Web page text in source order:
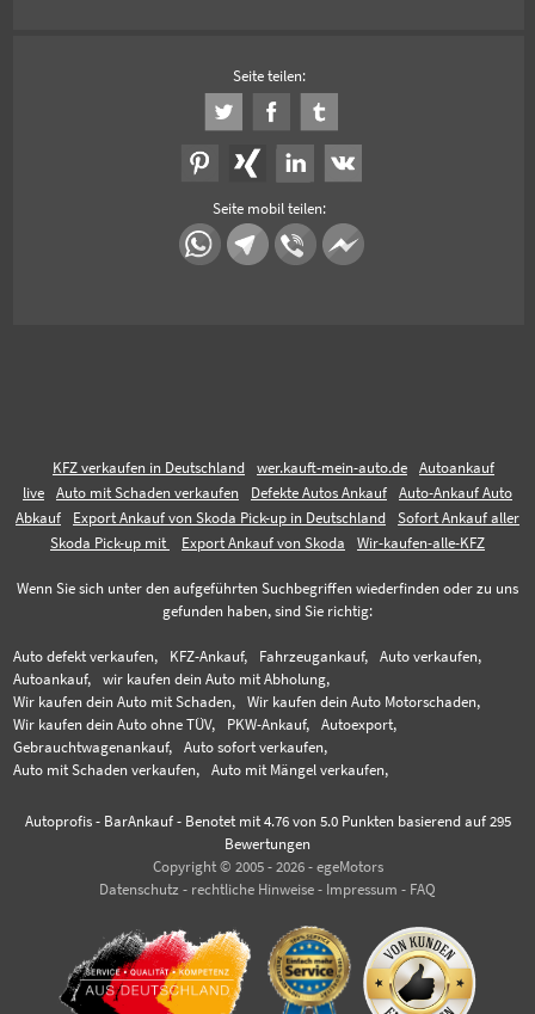
Seite teilen:
Seite mobil teilen:
KFZ verkaufen in Deutschland wer.kauft-mein-auto.de
Autoankauf
live
Auto mit Schaden verkaufen Defekte Autos Ankauf
Auto-Ankauf Auto
Abkauf
Export Ankauf von Skoda Pick-up in Deutschland
Sofort Ankauf aller
Skoda Pick-up mit
Export Ankauf von Skoda Wir-kaufen-alle-KFZ
Wenn Sie sich unter den aufgeführten Suchbegriffen wiederfinden oder zu uns
gefunden haben, sind Sie richtig:
Auto defekt verkaufen, KFZ-Ankauf, Fahrzeugankauf,
Auto verkaufen,
Autoankauf,
wir kaufen dein Auto mit Abholung,
Wir kaufen dein Auto mit Schaden,
Wir kaufen dein Auto Motorschaden,
Wir kaufen dein Auto ohne TÜV,
PKW-Ankauf,
Autoexport,
Gebrauchtwagenankauf,
Auto sofort verkaufen,
Auto mit Schaden verkaufen,
Auto mit Mängel verkaufen,
Autoprofis - BarAnkauf- Benotet mit 4.76von 5.0 Punkten basierend auf 295
Bewertungen
Copyright © 2005 - 2026 - egeMotors
Datenschutz - rechtliche Hinweise - Impressum - FAQ